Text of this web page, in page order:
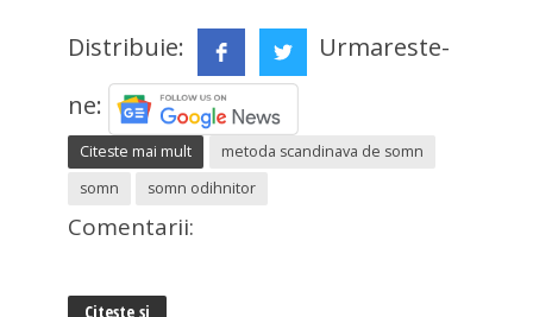
Distribuie:
Urmareste-
ne:
Citeste mai mult
metoda scandinava de somn
somn
somn odihnitor
Comentarii:
Citește și